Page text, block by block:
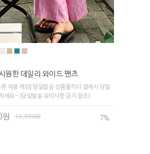
원한 데일리 와이드 팬츠
폰 적용 제외] 당일발송 상품들끼리 결제시 당일
세요~ (당일발송 유의사항 공지 참조)
15,990원 7%